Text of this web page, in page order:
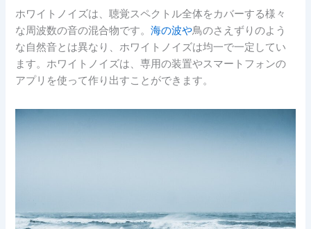
ホワイトノイズは、聴覚スペクトル全体をカバーする様々
な周波数の音の混合物です。海の波や鳥のさえずりのよう
な自然音とは異なり、ホワイトノイズは均一で一定してい
ます。ホワイトノイズは、専用の装置やスマートフォンの
アプリを使って作り出すことができます。